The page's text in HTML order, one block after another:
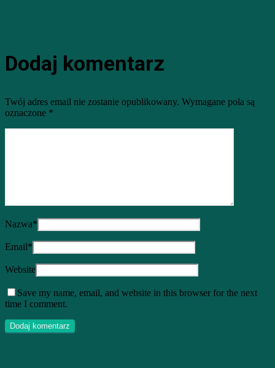
Dodaj komentarz
Twój adres email nie zostanie opublikowany. Wymagane pola są
oznaczone *
Nazwa*
Email*
Website
Save my name, email, and website in this browser for the next
time I comment.